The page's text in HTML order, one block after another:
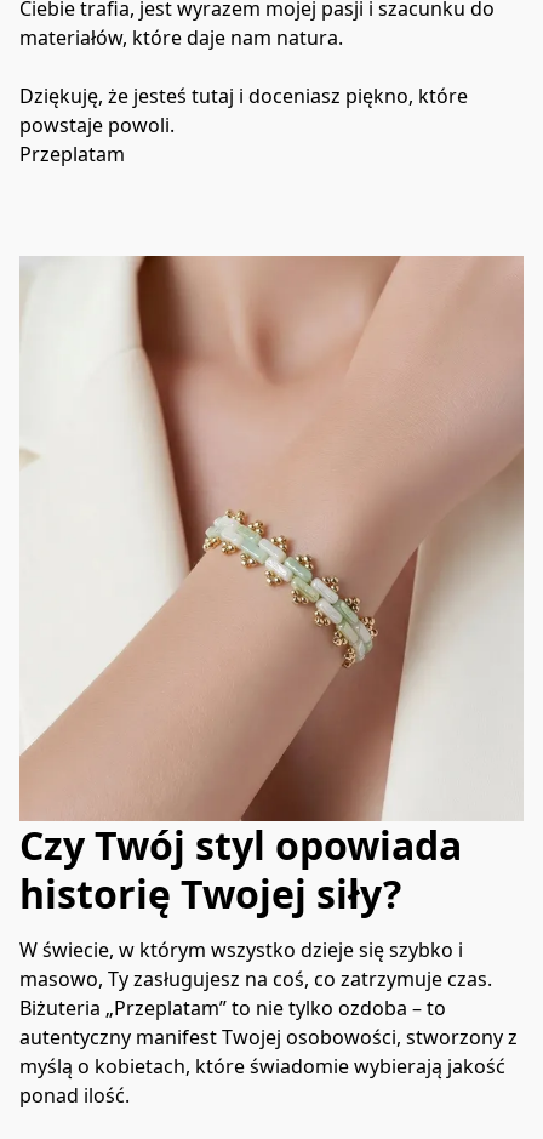
Ciebie trafia, jest wyrazem mojej pasji i szacunku do
materiałów, które daje nam natura.
Dziękuję, że jesteś tutaj i doceniasz piękno, które
powstaje powoli.
Przeplatam
Czy Twój styl opowiada
historię Twojej siły?
W świecie, w którym wszystko dzieje się szybko i
masowo, Ty zasługujesz na coś, co zatrzymuje czas.
Biżuteria „Przeplatam” to nie tylko ozdoba – to
autentyczny manifest Twojej osobowości, stworzony z
myślą o kobietach, które świadomie wybierają jakość
ponad ilość.